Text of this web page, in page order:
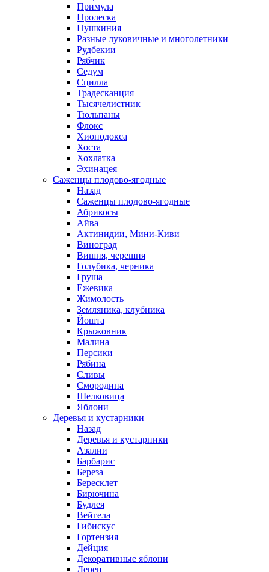
Примула
Пролеска
Пушкиния
Разные луковичные и многолетники
Рудбекии
Рябчик
Седум
Сцилла
Традесканция
Тысячелистник
Тюльпаны
Флокс
Хионодокса
Хоста
Хохлатка
Эхинацея
Саженцы плодово-ягодные
Назад
Саженцы плодово-ягодные
Абрикосы
Айва
Актинидии, Мини-Киви
Виноград
Вишня, черешня
Голубика, черника
Груша
Ежевика
Жимолость
Земляника, клубника
Йошта
Крыжовник
Малина
Персики
Рябина
Сливы
Смородина
Шелковица
Яблони
Деревья и кустарники
Назад
Деревья и кустарники
Азалии
Барбарис
Береза
Бересклет
Бирючина
Будлея
Вейгела
Гибискус
Гортензия
Дейция
Декоративные яблони
Дерен